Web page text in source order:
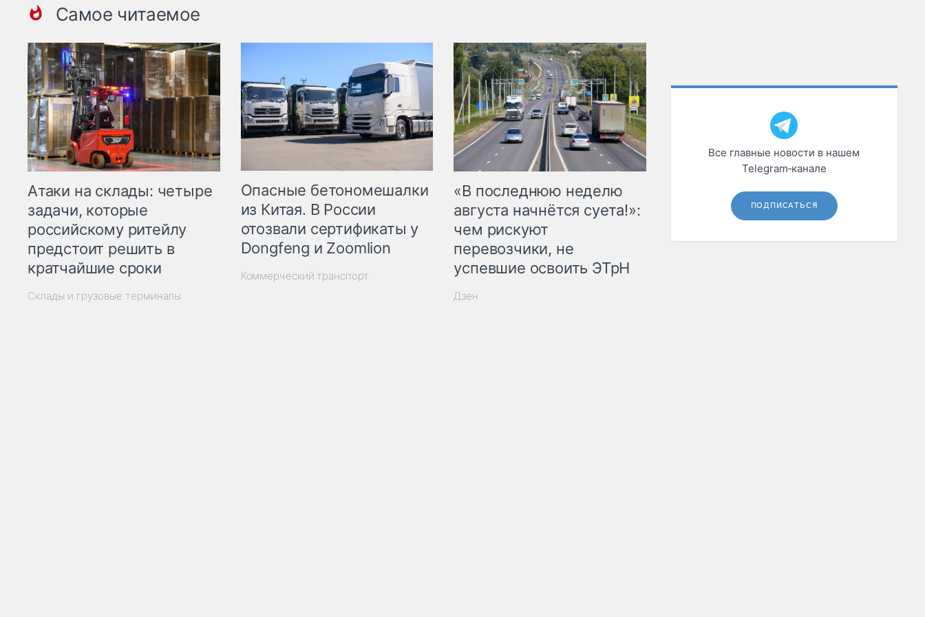
Самое читаемое
Атаки на склады: четыре
задачи, которые
российскому ритейлу
предстоит решить в
кратчайшие сроки
Склады и грузовые терминалы
Опасные бетономешалки
из Китая. В России
отозвали сертификаты у
Dongfeng и Zoomlion
Коммерческий транспорт
«В последнюю неделю
августа начнётся суета!»:
чем рискуют
перевозчики, не
успевшие освоить ЭТрН
Дзен
Все главные новости в нашем
Telegram‑канале
ПОДПИСАТЬСЯ